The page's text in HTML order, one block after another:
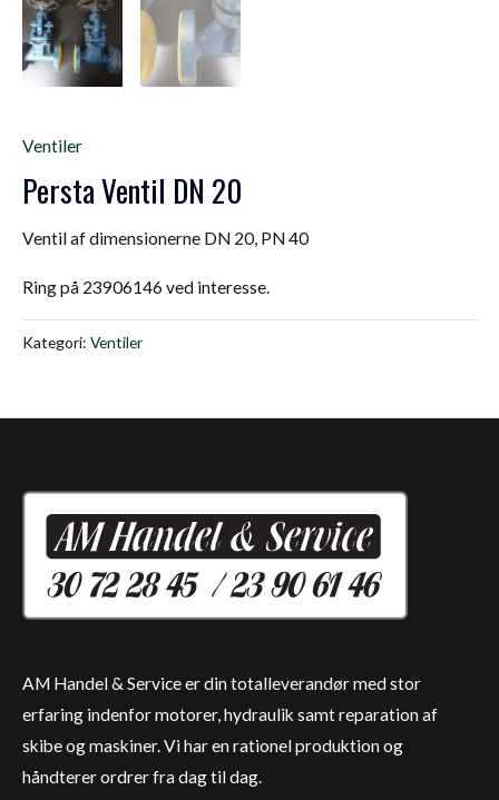
Ventiler
Persta Ventil DN 20
Ventil af dimensionerne DN 20, PN 40
Ring på 23906146 ved interesse.
Kategori: Ventiler
AM Handel & Service er din totalleverandør med stor
erfaring indenfor motorer, hydraulik samt reparation af
skibe og maskiner. Vi har en rationel produktion og
håndterer ordrer fra dag til dag.